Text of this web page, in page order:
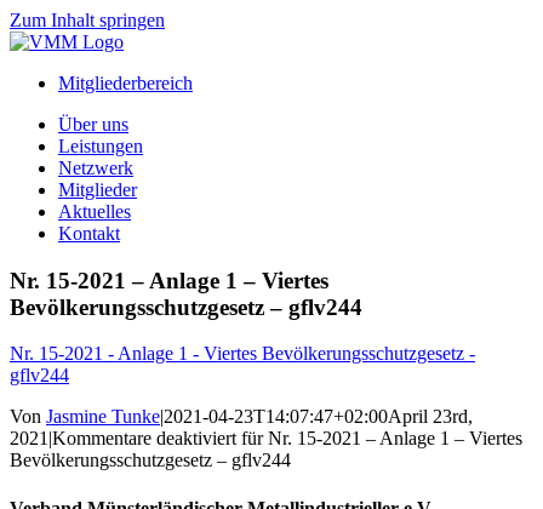
Zum Inhalt springen
Mitgliederbereich
Über uns
Leistungen
Netzwerk
Mitglieder
Aktuelles
Kontakt
Nr. 15-2021 – Anlage 1 – Viertes
Bevölkerungsschutzgesetz – gflv244
Nr. 15-2021 - Anlage 1 - Viertes Bevölkerungsschutzgesetz -
gflv244
Von Jasmine Tunke|2021-04-23T14:07:47+02:00April 23rd,
2021|Kommentare deaktiviertfür Nr. 15-2021 – Anlage 1 – Viertes
Bevölkerungsschutzgesetz – gflv244